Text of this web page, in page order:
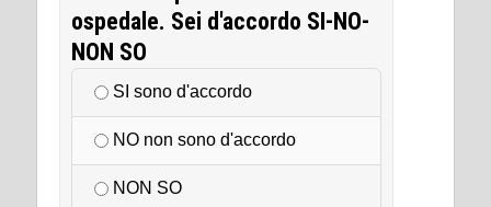
ospedale. Sei d'accordo SI-NO-
NON SO
SI sono d'accordo
NO non sono d'accordo
NON SO